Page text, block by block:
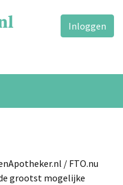
Inloggen
/ FTO.nu
grootst mogelijke